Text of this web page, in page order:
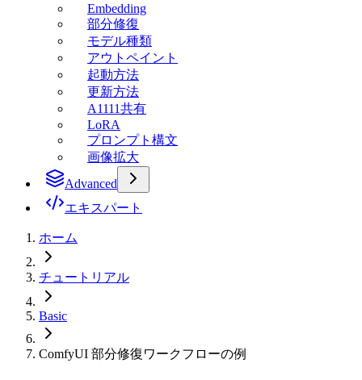
Embedding
部分修復
モデル種類
アウトペイント
起動方法
更新方法
A1111共有
LoRA
プロンプト構文
画像拡大
Advanced
エキスパート
ホーム
チュートリアル
Basic
ComfyUI 部分修復ワークフローの例